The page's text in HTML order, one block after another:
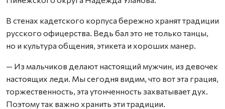
В стенах кадетского корпуса бережно хранят традиции
русского офицерства. Ведь бал это не только танцы,
но и культура общения, этикета и хороших манер.
— Из мальчиков делают настоящий мужчин, из девочек
настоящих леди. Мы сегодня видим, что вот эта грация,
торжественность, эта утонченность захватывает дух.
Поэтому так важно хранить эти традиции.